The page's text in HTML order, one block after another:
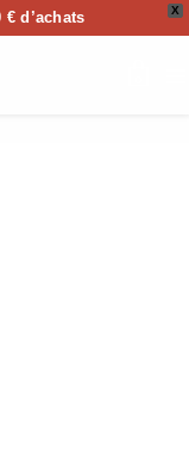
X
d’achats